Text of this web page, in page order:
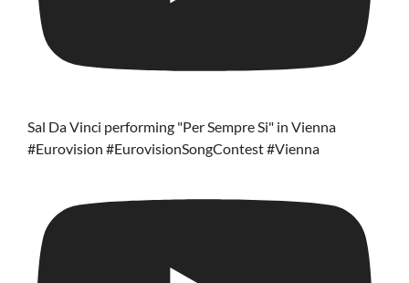
Sal Da Vinci performing "Per Sempre Si" in Vienna
#Eurovision #EurovisionSongContest #Vienna